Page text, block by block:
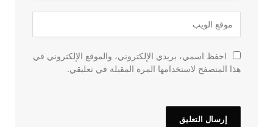
احفظ اسمي، بريدي الإلكتروني، والموقع الإلكتروني في
هذا المتصفح لاستخدامها المرة المقبلة في تعليقي.